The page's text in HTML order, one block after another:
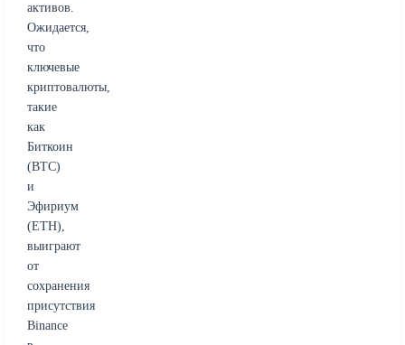
активов.
Ожидается,
что
ключевые
криптовалюты,
такие
как
Биткоин
(BTC)
и
Эфириум
(ETH),
выиграют
от
сохранения
присутствия
Binance